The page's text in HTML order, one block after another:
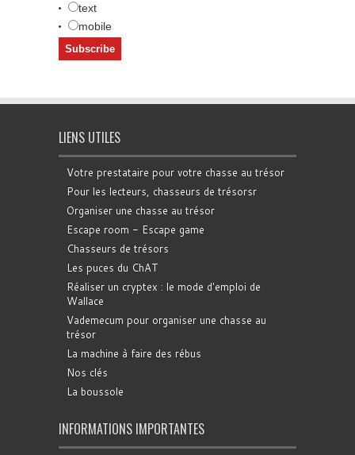
text
mobile
LIENS UTILES
Votre prestataire pour votre chasse au trésor
Pour les lecteurs, chasseurs de trésorsr
Organiser une chasse au trésor
Escape room - Escape game
Chasseurs de trésors
Les puces du ChAT
Réaliser un cryptex : le mode d'emploi de
Wallace
Vademecum pour organiser une chasse au
trésor
La machine à faire des rébus
Nos clés
La boussole
INFORMATIONS IMPORTANTES